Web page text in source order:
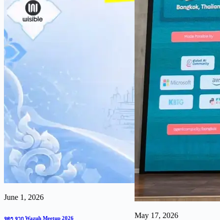
June 1, 2026
จดๆ จาก Wazuh Meetup 2026 May 17, 2026